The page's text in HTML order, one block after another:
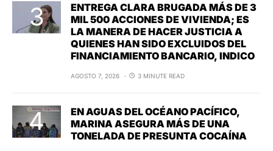
ENTREGA CLARA BRUGADA MÁS DE 3
MIL 500 ACCIONES DE VIVIENDA; ES
LA MANERA DE HACER JUSTICIA A
QUIENES HAN SIDO EXCLUIDOS DEL
FINANCIAMIENTO BANCARIO, INDICO
AGOSTO 7, 2026 3 MINUTE READ
EN AGUAS DEL OCÉANO PACÍFICO,
MARINA ASEGURA MÁS DE UNA
TONELADA DE PRESUNTA COCAÍNA